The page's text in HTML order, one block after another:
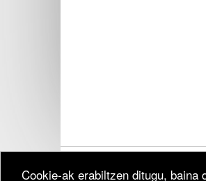
Cookie-ak erabiltzen ditugu, baina